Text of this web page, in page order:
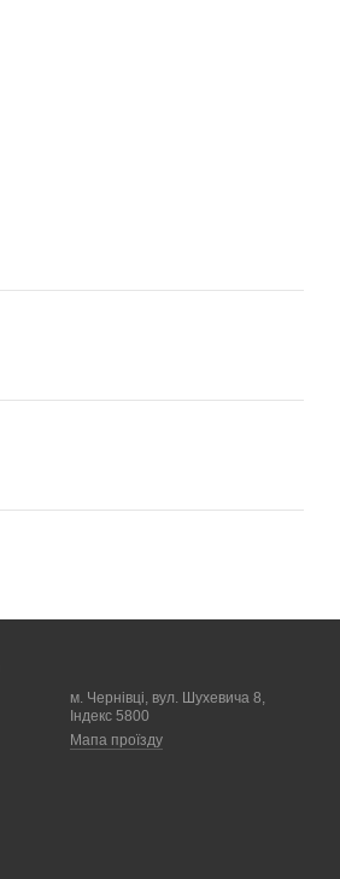
м. Чернівці, вул. Шухевича 8,
Індекс 5800
Мапа проїзду